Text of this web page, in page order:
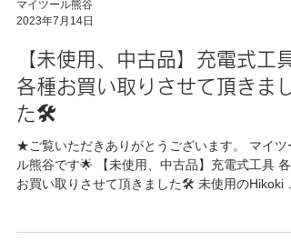
マイツール熊谷
2023年7月14日
【未使用、中古品】充電式工具
各種お買い取りさせて頂きまし